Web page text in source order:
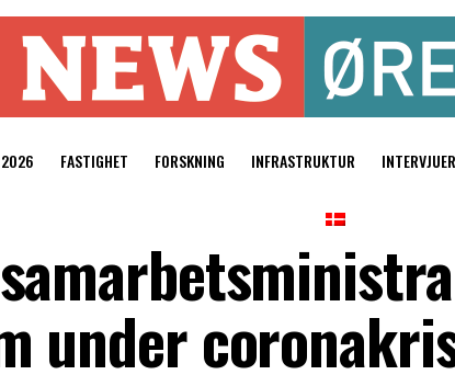
2026 FASTIGHET FORSKNING INFRASTRUKTUR INTERVJUER
under